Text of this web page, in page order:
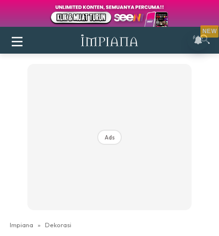
Login|Register
Ads
Impiana » Dekorasi
NEW